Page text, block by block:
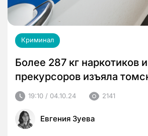
Криминал
Более 287 кг наркотиков и
прекурсоров изъяла
19:10 / 04.10.24 2141
Евгения Зуева